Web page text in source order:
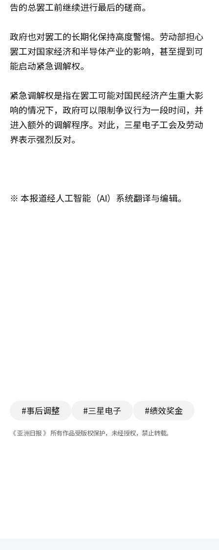
告的总罢工前继续进行最后的磋商。
政府也对罢工的长期化保持高度警惕。劳动部担心
罢工对国家经济和半导体产业的影响，甚至提到可
能启动紧急调解权。
紧急调解权是指在罢工可能对国民经济产生重大影
响的情况下，政府可以限制争议行为一段时间，并
进入额外的调解程序。对此，三星电子工会及劳动
界表示强烈反对。
※ 本报道经人工智能（AI）系统翻译与编辑。
#事后调整 #三星电子 #绩效奖金
《 亚洲日报 》 所有作品受版权保护，未经授权，禁止转载。